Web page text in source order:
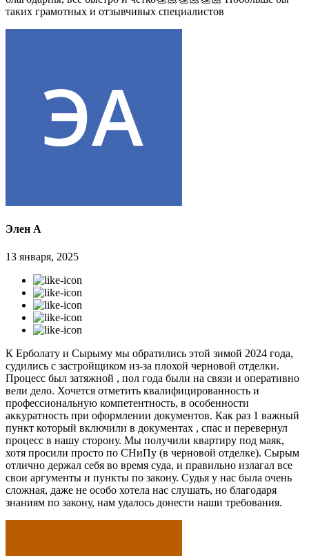
таких грамотных и отзывчивых специалистов
Элен А
13 января, 2025
К Ерболату и Сырыму мы обратились этой зимой 2024 года,
судились с застройщиком из-за плохой черновой отделки.
Процесс был затяжной , пол года были на связи и оперативно
вели дело. Хочется отметить квалифицированность и
профессиональную компетентность, в особенности
аккуратность при оформлении документов. Как раз 1 важный
пункт который включили в документах , спас и перевернул
процесс в нашу сторону. Мы получили квартиру под маяк,
хотя просили просто по СНиПу (в черновой отделке). Сырым
отлично держал себя во время суда, и правильно излагал все
свои аргументы и пункты по закону. Судья у нас была очень
сложная, даже не особо хотела нас слушать, но благодаря
знаниям по закону, нам удалось донести наши требования.